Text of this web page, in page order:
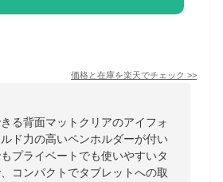
価格と在庫を楽天でチェック >>
る背面マットクリアのアイフォ
ド力の高いペンホルダーが付い
プライベートでも使いやすいタ
コンパクトでタブレットへの取